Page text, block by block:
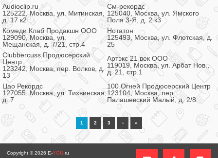
Audioclip.ru
125222, Москва, ул. Митинская,
д. 17 к2
См-рекордс
125040, Москва, ул. Ямского
Поля 3-Я, д. 2 к3
Комеди Клаб Продакшн ООО
129090, Москва, ул.
Мещанская, д. 7/21, стр.4
Нотатон
125493, Москва, ул. Флотская, д.
25
Clubbercuss Продюсерский
Центр
123242, Москва, пер. Волков, д.
13
Артэкс 21 век ООО
119019, Москва, ул. Арбат Нов.,
д. 21, стр.1
Цао Рекордс
127055, Москва, ул. Тихвинская,
д. 7
100 Огней Продюсерский Центр
123104, Москва, пер.
Палашевский Малый, д. 2/8
1 2 3 › »
Copyright © 2026 E-YOU .ru